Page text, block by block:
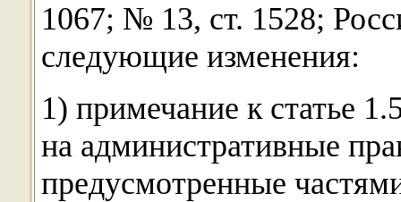
1067; № 13, ст. 1528;
следующие изменения:
1) примечание к статье
на административные
предусмотренные